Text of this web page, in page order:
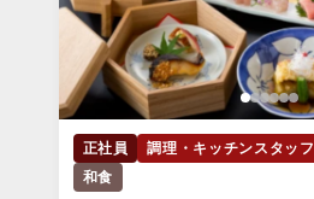
正社員 調理・キッチンスタッフ
和食